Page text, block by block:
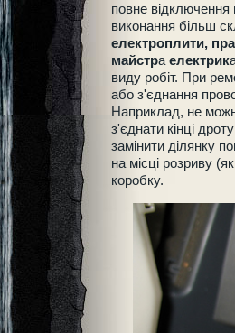
повне відключення
виконання більш
електроплити,
майстра електрик
виду робіт. При
або з'єднання
Наприклад, не
з'єднати кінці
замінити ділянку
на місці розриву
коробку.